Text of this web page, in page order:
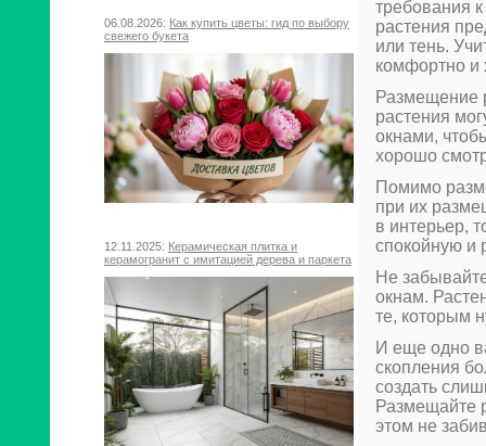
06.08.2026: Как купить цветы: гид по выбору
свежего букета
12.11.2025: Керамическая плитка и
керамогранит с имитацией дерева и паркета
требования
растения
или тень.
комфортно и
Размещение
растения
окнами,
хорошо
Помимо
при их
в интерьер,
спокойную и
Не
окнам.
те, которым
И еще одно
скопления
создать
Размещайте
этом не